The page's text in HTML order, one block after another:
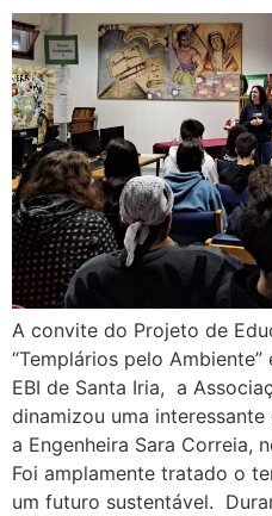
A convite do Projeto de
“Templários pelo
EBI de Santa Iria, a
dinamizou uma
a Engenheira Sara Correia,
Foi amplamente tratado o
um futuro sustentável.